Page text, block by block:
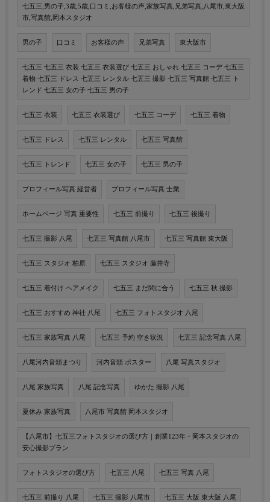
七五三,男の子,3歳,5歳,口コミ,お客様の声,家族写真,兄弟写真,八尾市,東大阪
市,写真館,岡本スタジオ
男の子 口コミ お客様の声 兄弟写真 東大阪市
七五三 七五三 衣装 七五三 衣装選び 七五三 おしゃれ 七五三 コーデ 七五三
着物 七五三 ドレス 七五三 レンタル 七五三 撮影 七五三 写真館 七五三 ト
レンド 七五三 女の子 七五三 男の子
七五三 衣装 七五三 衣装選び 七五三 コーデ 七五三 着物
七五三 ドレス 七五三 レンタル 七五三 写真館
七五三 トレンド 七五三 女の子 七五三 男の子
プロフィール写真 経営者 プロフィール写真 士業
ホームページ 写真 重要性 七五三 前撮り 七五三 後撮り
七五三 撮影 八尾 七五三 写真館 八尾市 七五三 写真館 東大阪
七五三 スタジオ 柏原 七五三 スタジオ 藤井寺
七五三 着付け ヘアメイク 七五三 まだ間に合う 七五三 秋 撮影
七五三 おすすめ 神社 八尾 七五三 フォトスタジオ 八尾
七五三 家族写真 八尾 七五三 予約 空き状況 七五三 記念写真 八尾
八尾河内音頭まつり 河内音頭 ポスター 八尾 写真スタジオ
八尾 家族写真 八尾 記念写真 ゆかた 撮影 八尾
夏休み 家族写真 八尾市 写真館 岡本スタジオ
【八尾市】七五三フォトスタジオの選び方｜創業123年・岡本スタジオの
安心撮影プラン
フォトスタジオの選び方 七五三 八尾 七五三 写真 八尾
七五三 前撮り 八尾 七五三 撮影 八尾市 七五三 大阪 東大阪 八尾